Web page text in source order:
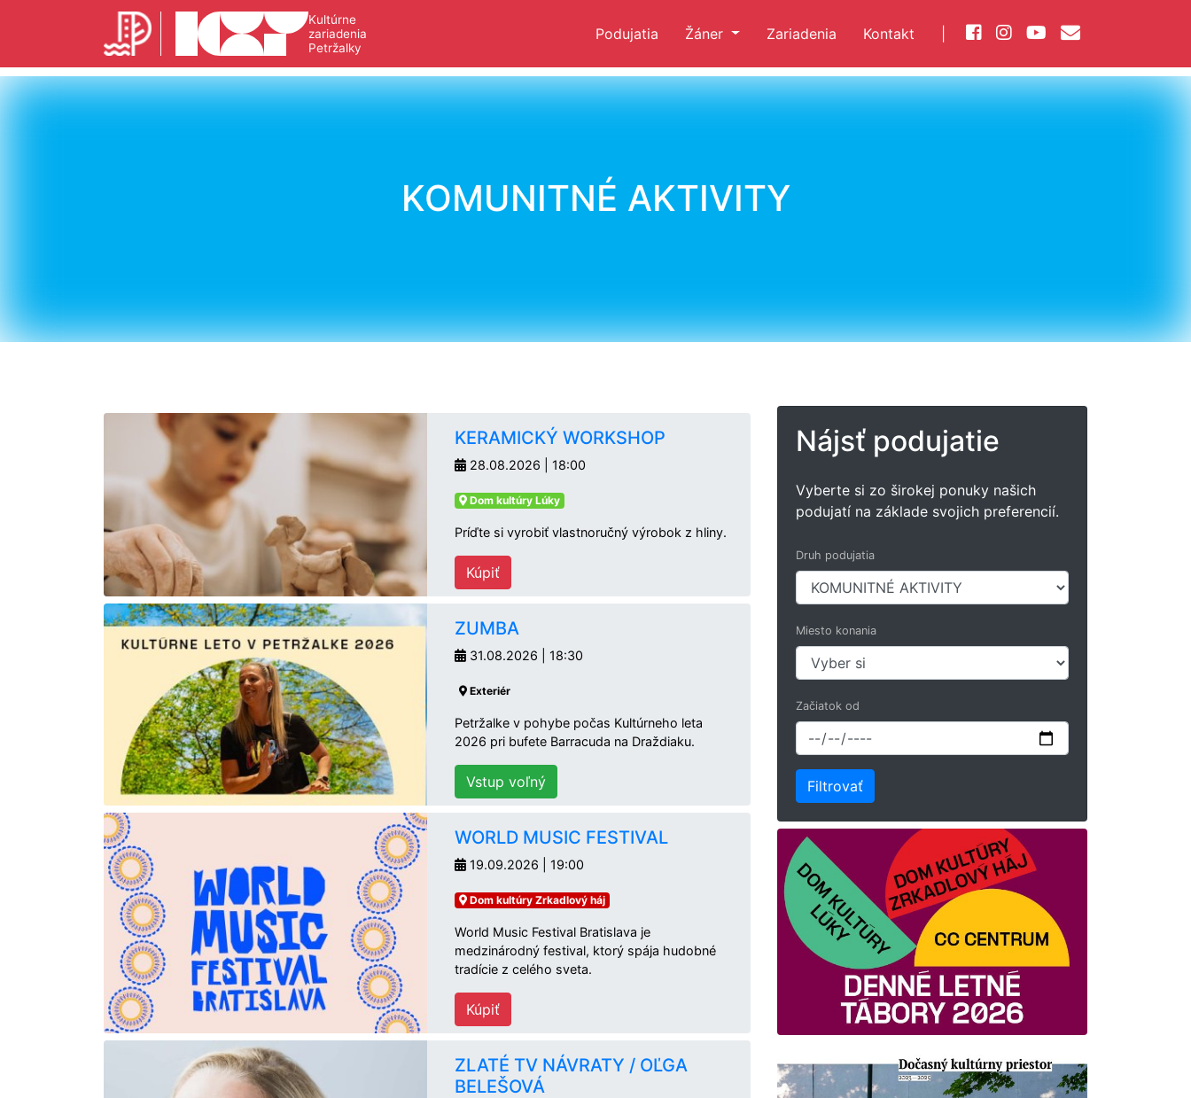
Kultúrne
zariadenia
Petržalky
Podujatia Žáner Zariadenia Kontakt
KOMUNITNÉ AKTIVITY
KERAMICKÝ WORKSHOP
28.08.2026 | 18:00
Dom kultúry Lúky
Príďte si vyrobiť vlastnoručný výrobok z hliny.
Kúpiť
ZUMBA
31.08.2026 | 18:30
Exteriér
Petržalke v pohybe počas Kultúrneho leta
2026 pri bufete Barracuda na Draždiaku.
Vstup voľný
WORLD MUSIC FESTIVAL
19.09.2026 | 19:00
Dom kultúry Zrkadlový háj
World Music Festival Bratislava je
medzinárodný festival, ktorý spája hudobné
tradície z celého sveta.
Kúpiť
ZLATÉ TV NÁVRATY / OĽGA
BELEŠOVÁ
Nájsť podujatie
Vyberte si zo širokej ponuky našich
podujatí na základe svojich preferencií.
Druh podujatia
Miesto konania
Začiatok od